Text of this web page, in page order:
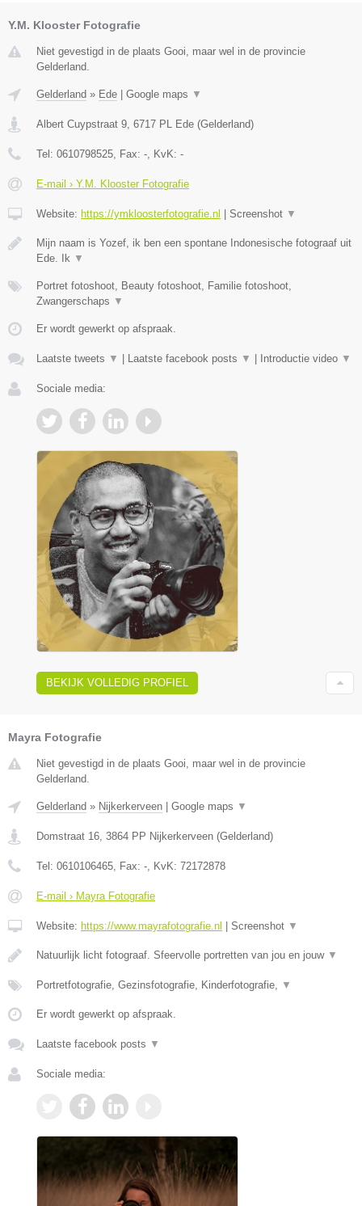
Y.M. Klooster Fotografie
Niet gevestigd in de plaats Gooi, maar wel in de provincie
Gelderland.
Gelderland » Ede Google maps ▼
Albert Cuypstraat 9, 6717 PL Ede (Gelderland)
Tel: 0610798525, Fax: -, KvK: -
E-mail › Y.M. Klooster Fotografie
Website: https://ymkloosterfotografie.nl Screenshot ▼
Mijn naam is Yozef, ik ben een spontane Indonesische fotograaf uit
Ede. Ik ▼
Portret fotoshoot, Beauty fotoshoot, Familie fotoshoot,
Zwangerschaps ▼
Er wordt gewerkt op afspraak.
Laatste tweets ▼ Laatste facebook posts ▼ Introductie video ▼
Sociale media:
BEKIJK VOLLEDIG PROFIEL
Mayra Fotografie
Niet gevestigd in de plaats Gooi, maar wel in de provincie
Gelderland.
Gelderland » Nijkerkerveen Google maps ▼
Domstraat 16, 3864 PP Nijkerkerveen (Gelderland)
Tel: 0610106465, Fax: -, KvK: 72172878
E-mail › Mayra Fotografie
Website: https://www.mayrafotografie.nl Screenshot ▼
Natuurlijk licht fotograaf. Sfeervolle portretten van jou en jouw ▼
Portretfotografie, Gezinsfotografie, Kinderfotografie, ▼
Er wordt gewerkt op afspraak.
Laatste facebook posts ▼
Sociale media: